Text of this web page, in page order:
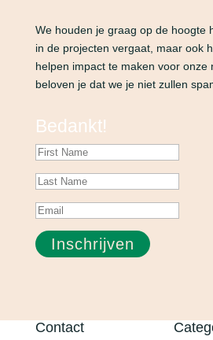
We houden je graag op de hoogte
in de projecten vergaat, maar ook
helpen impact te maken voor onze
beloven je dat we je niet zullen
Bedankt!
Inschrijven
Contact